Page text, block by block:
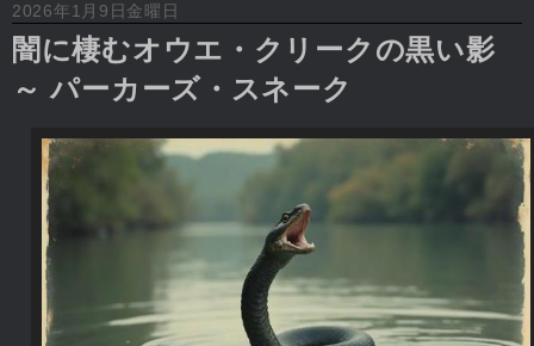
2026年1月9日金曜日
闇に棲むオウエ・クリークの黒い影
～ パーカーズ・スネーク